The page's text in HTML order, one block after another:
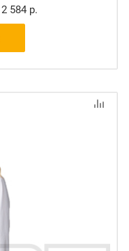
2 584 р.